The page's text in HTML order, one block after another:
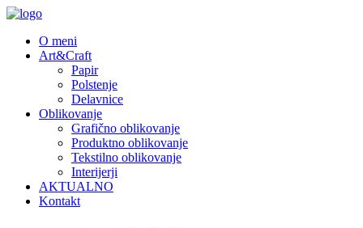
O meni
Art&Craft
Papir
Polstenje
Delavnice
Oblikovanje
Grafično oblikovanje
Produktno oblikovanje
Tekstilno oblikovanje
Interijerji
AKTUALNO
Kontakt